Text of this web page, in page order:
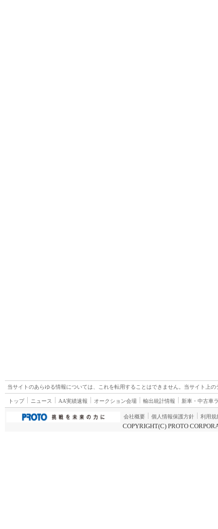
当サイトのあらゆる情報については、これを転用することはできません。当サイト上
トップ ニュース AA実績速報 オークション会場 輸出統計情報 新車・中古車
会社概要 個人情報保護方針 利用規
COPYRIGHT(C) PROTO